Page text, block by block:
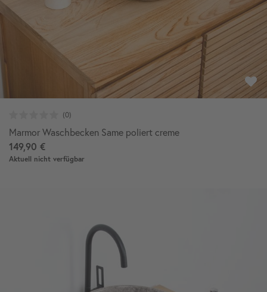
Marmor Waschbecken Same poliert creme
149,90 €
Aktuell nicht verfügbar